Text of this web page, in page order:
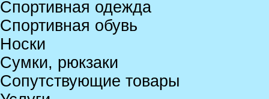
Спортивная одежда
Спортивная обувь
Носки
Сумки, рюкзаки
Сопутствующие товары